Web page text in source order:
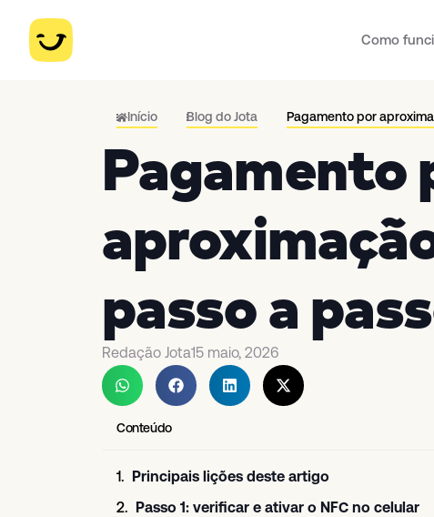
Como
Início Blog do Jota Pagamento por
Pagamento
passo a
Redação Jota15 maio, 2026
Conteúdo
Principais lições deste artigo
Passo 1: verificar e ativar o NFC no celular